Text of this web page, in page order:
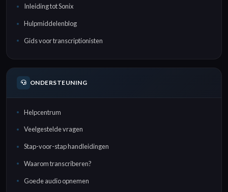
Inleiding tot Sonix
Hulpmiddelenblog
Gids voor transcriptionisten
ONDERSTEUNING
Helpcentrum
Veelgestelde vragen
Stap-voor-stap handleidingen
Waarom transcriberen?
Goede audio opnemen